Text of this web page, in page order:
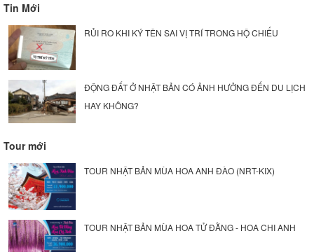
Tin Mới
RỦI RO KHI KÝ TÊN SAI VỊ TRÍ TRONG HỘ CHIẾU
ĐỘNG ĐẤT Ở NHẬT BẢN CÓ ẢNH HƯỞNG ĐẾN DU LỊCH
HAY KHÔNG?
Tour mới
TOUR NHẬT BẢN MÙA HOA ANH ĐÀO (NRT-KIX)
TOUR NHẬT BẢN MÙA HOA TỬ ĐẰNG - HOA CHI ANH